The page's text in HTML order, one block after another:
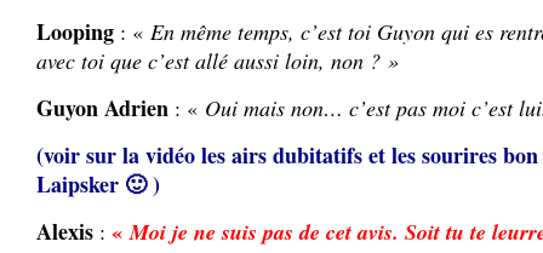
Looping : « En même temps, c’est toi Guyon qui es
avec toi que c’est allé aussi loin, non ? »
Guyon Adrien : « Oui mais non… c’est pas moi c’est
(voir sur la vidéo les airs dubitatifs et les sourires
Laipsker 🙂 )
Alexis : «Moi je ne suis pas de cet avis. Soit tu te